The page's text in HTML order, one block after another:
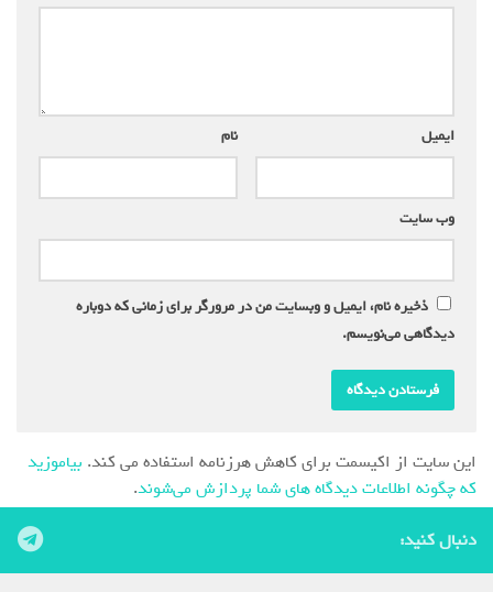
نام ایمیل
وب‌ سایت
ذخیره نام، ایمیل و وبسایت من در مرورگر برای زمانی که دوباره
دیدگاهی می‌نویسم.
این سایت از اکیسمت برای کاهش هرزنامه استفاده می کند. بیاموزید
که چگونه اطلاعات دیدگاه های شما پردازش می‌شوند.
دنبال کنید: